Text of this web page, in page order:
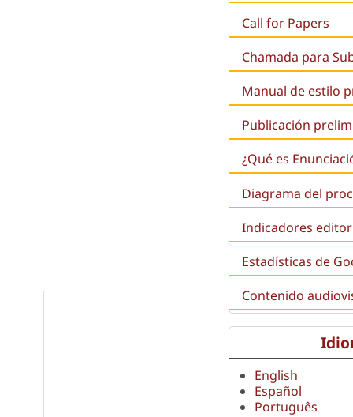
Call for Papers
Chamada para
Manual de estilo
Publicación
¿Qué es
Diagrama del
Indicadores
Estadísticas de
Contenido
English
Español
Português